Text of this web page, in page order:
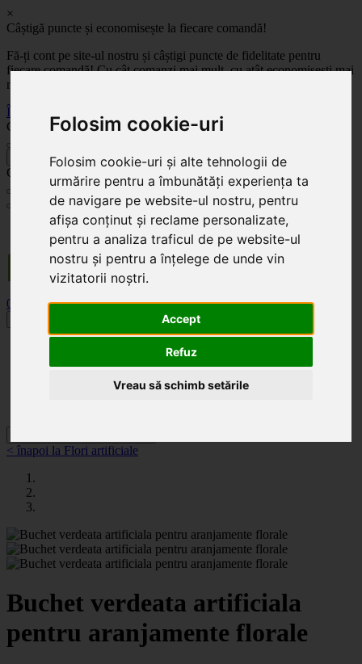
Folosim cookie-uri
Folosim cookie-uri și alte tehnologii de
urmărire pentru a îmbunătăți experiența ta
de navigare pe website-ul nostru, pentru
afișa conținut și reclame personalizate,
pentru a analiza traficul de pe website-ul
nostru și pentru a înțelege de unde vin
vizitatorii noștri.
Accept
Refuz
Vreau să schimb setările
×
Câștigă puncte și economisește la fiecare comandă!
Fă-ți cont pe site-ul nostru și câștigi puncte de fidelitate pentru
fiecare comandă! Cu cât comanzi mai mult, cu atât economisești mai
mult!
Înregistrează-te acum
Celoplast
Celoplast
Transportul este GRATUIT pentru comenzile mai mari de 350 Lei. Comanda minimă în
valoare de 100 Lei. Expediere în 1 - 2 zile lucrătoare.
0
Categorii
< înapoi la Flori artificiale
Buchet verdeata artificiala
pentru aranjamente florale